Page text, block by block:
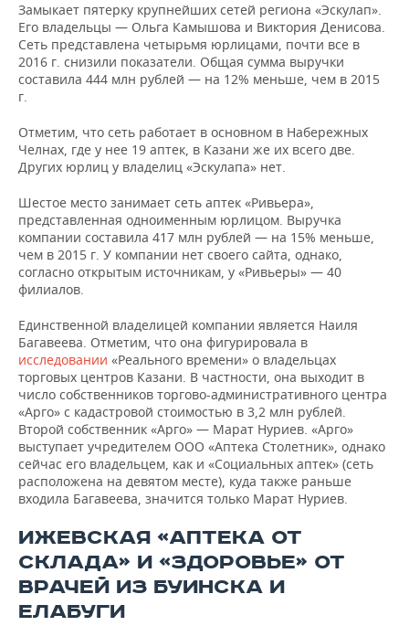
Замыкает пятерку крупнейших сетей региона «Эскулап».
Его владельцы — Ольга Камышова и Виктория Денисова.
Сеть представлена четырьмя юрлицами, почти все в
2016 г. снизили показатели. Общая сумма выручки
составила 444 млн рублей — на 12% меньше, чем в 2015
г.
Отметим, что сеть работает в основном в Набережных
Челнах, где у нее 19 аптек, в Казани же их всего две.
Других юрлиц у владелиц «Эскулапа» нет.
Шестое место занимает сеть аптек «Ривьера»,
представленная одноименным юрлицом. Выручка
компании составила 417 млн рублей — на 15% меньше,
чем в 2015 г. У компании нет своего сайта, однако,
согласно открытым источникам, у «Ривьеры» — 40
филиалов.
Единственной владелицей компании является Наиля
Багавеева. Отметим, что она фигурировала в
исследовании «Реального времени» о владельцах
торговых центров Казани. В частности, она выходит в
число собственников торгово-административного центра
«Арго» с кадастровой стоимостью в 3,2 млн рублей.
Второй собственник «Арго» — Марат Нуриев. «Арго»
выступает учредителем ООО «Аптека Столетник», однако
сейчас его владельцем, как и «Социальных аптек» (сеть
расположена на девятом месте), куда также раньше
входила Багавеева, значится только Марат Нуриев.
ИЖЕВСКАЯ «АПТЕКА ОТ
СКЛАДА» И «ЗДОРОВЬЕ» ОТ
ВРАЧЕЙ ИЗ БУИНСКА И
ЕЛАБУГИ